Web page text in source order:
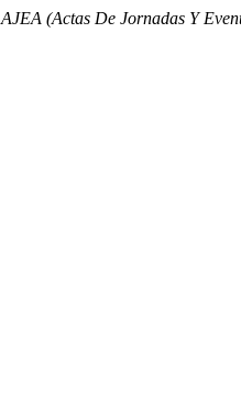
AJEA (Actas De Jornadas Y